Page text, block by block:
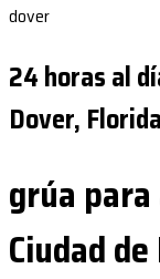
dover
24 horas al
Dover, Florida
grúa
Ciudad